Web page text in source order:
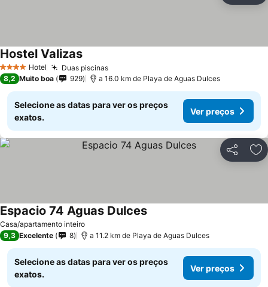
4 EstrelasHotel Duas piscinasVer preços
Hostel ValizasVer preços
8,2 Muito boa 929 a 16.0 km de Playa de Aguas Dulces
Selecione as datas para ver os preços
exatos.
Ver preços
Partilhar
Casa/apartamento inteiro
Espacio 74 Aguas DulcesVer preços
9,3 Excelente 8 a 11.2 km de Playa de Aguas Dulces
Selecione as datas para ver os preços
exatos.
Ver preços